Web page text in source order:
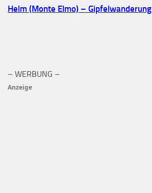
Helm (Monte Elmo) – Gipfelwanderung
– WERBUNG –
Anzeige